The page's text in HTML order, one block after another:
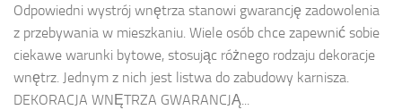
Odpowiedni wystrój wnętrza stanowi gwarancję zadowolenia
z przebywania w mieszkaniu. Wiele osób chce zapewnić sobie
ciekawe warunki bytowe, stosując różnego rodzaju dekoracje
wnętrz. Jednym z nich jest listwa do zabudowy karnisza.
DEKORACJA WNĘTRZA GWARANCJĄ...